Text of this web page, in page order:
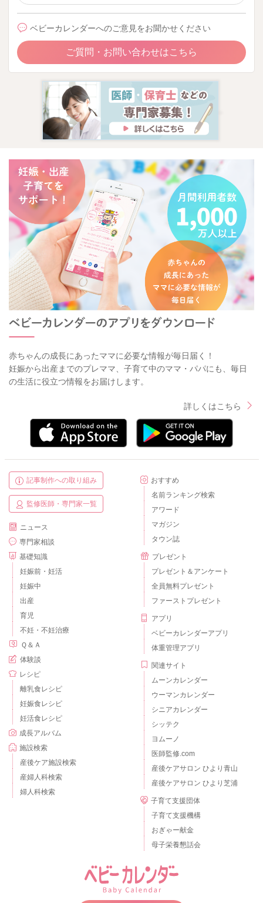
ベビーカレンダーへのご意見をお聞かせください
ご質問・お問い合わせはこちら
赤ちゃんの成長にあったママに必要な情報が毎日届く！
妊娠から出産までのプレママ、子育て中のママ・パパにも、毎日
の生活に役立つ情報をお届けします。
詳しくはこちら
記事制作への取り組み
監修医師・専門家一覧
ニュース
専門家相談
基礎知識
妊娠前・妊活
妊娠中
出産
育児
不妊・不妊治療
Ｑ＆Ａ
体験談
レシピ
離乳食レシピ
妊娠食レシピ
妊活食レシピ
成長アルバム
施設検索
産後ケア施設検索
産婦人科検索
婦人科検索
おすすめ
名前ランキング検索
アワード
マガジン
タウン誌
プレゼント
プレゼント＆アンケート
全員無料プレゼント
ファーストプレゼント
アプリ
ベビーカレンダーアプリ
体重管理アプリ
関連サイト
ムーンカレンダー
ウーマンカレンダー
シニアカレンダー
シッテク
ヨムーノ
医師監修.com
産後ケアサロン ひより青山
産後ケアサロン ひより芝浦
子育て支援団体
子育て支援機構
おぎゃー献金
母子栄養懇話会